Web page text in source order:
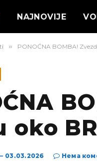
NAJNOVIJE
» PONOĆNA BOMBA!
oko
03.03.2026 Нема